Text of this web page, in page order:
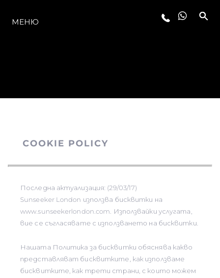
МЕНЮ
COOKIE POLICY
Последна актуализация: (29/03/17)
Sunseeker London използва бисквитки на
www.sunseekerlondon.com. Използвайки услугата,
вие се съгласявате с използването на бисквитки.
Нашата Политика за бисквитки обяснява какво
представляват бисквитките, как използваме
бисквитките, как трети страни, с които можем